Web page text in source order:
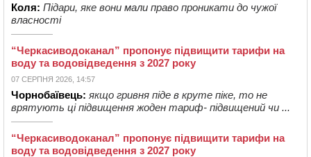
Коля: Підари, яке вони мали право проникати до чужої
власності
“Черкасиводоканал” пропонує підвищити тарифи на
воду та водовідведення з 2027 року
07 СЕРПНЯ 2026, 14:57
Чорнобаївець: якщо гривня піде в круте піке, то не
врятують ці підвищення жоден тариф- підвищений чи ...
“Черкасиводоканал” пропонує підвищити тарифи на
воду та водовідведення з 2027 року